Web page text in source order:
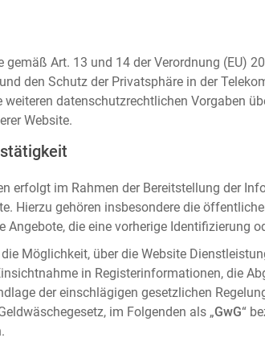
Art. 13 und 14 der Verordnung (EU)
den Schutz der Privatsphäre in der
weiteren datenschutzrechtlichen Vorgaben
Website.
erfolgt im Rahmen der Bereitstellung der
Hierzu gehören insbesondere die
die eine vorherige Identifizierung
Möglichkeit, über die Website
in Registerinformationen, die
der einschlägigen gesetzlichen
im Folgenden als „GwG“